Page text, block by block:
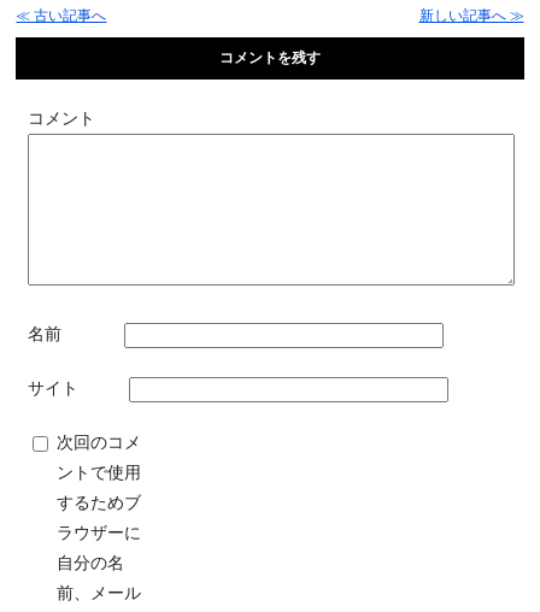
≪ 古い記事へ 新しい記事へ ≫
コメントを残す
コメント
名前
サイト
次回のコメ
ントで使用
するためブ
ラウザーに
自分の名
前、メール